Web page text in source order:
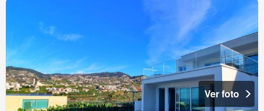
Ver foto